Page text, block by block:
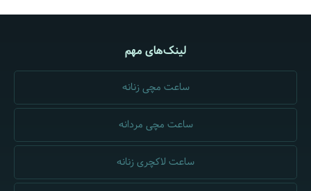
لینک‌های مهم
ساعت مچی زنانه
ساعت مچی مردانه
ساعت لاکچری زنانه